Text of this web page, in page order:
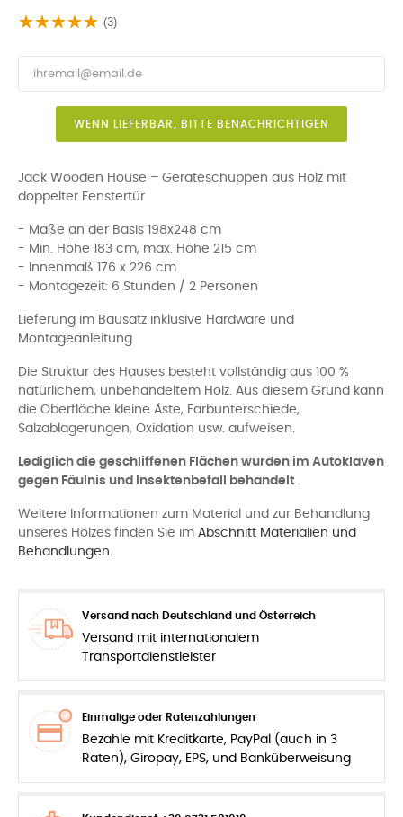
(3)
WENN LIEFERBAR, BITTE BENACHRICHTIGEN
Jack Wooden House – Geräteschuppen aus Holz mit
doppelter Fenstertür
- Maße an der Basis 198x248 cm
- Min. Höhe 183 cm, max. Höhe 215 cm
- Innenmaß 176 x 226 cm
- Montagezeit: 6 Stunden / 2 Personen
Lieferung im Bausatz inklusive Hardware und
Montageanleitung
Die Struktur des Hauses besteht vollständig aus 100 %
natürlichem, unbehandeltem Holz. Aus diesem Grund kann
die Oberfläche kleine Äste, Farbunterschiede,
Salzablagerungen, Oxidation usw. aufweisen.
Lediglich die geschliffenen Flächen wurden im Autoklaven
gegen Fäulnis und Insektenbefall behandelt .
Weitere Informationen zum Material und zur Behandlung
unseres Holzes finden Sie im Abschnitt Materialien und
Behandlungen.
Versand nach Deutschland und Österreich
Versand mit internationalem
Transportdienstleister
Einmalige oder Ratenzahlungen
Bezahle mit Kreditkarte, PayPal (auch in 3
Raten), Giropay, EPS, und Banküberweisung